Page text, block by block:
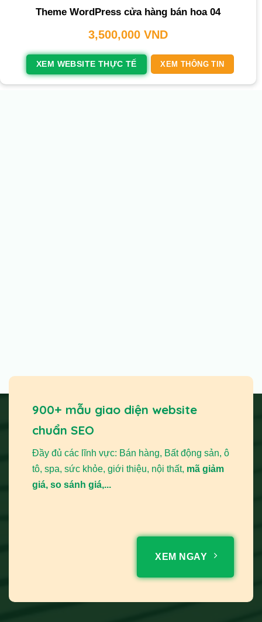
Theme WordPress cửa hàng bán hoa 04
3,500,000 VND
XEM WEBSITE THỰC TẾ XEM THÔNG TIN
900+ mẫu giao diện website
chuẩn SEO
Đầy đủ các lĩnh vực: Bán hàng, Bất động sản, ô
tô, spa, sức khỏe, giới thiệu, nội thất, mã giảm
giá, so sánh giá,...
XEM NGAY